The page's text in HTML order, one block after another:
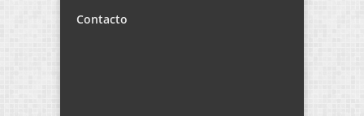
Contacto